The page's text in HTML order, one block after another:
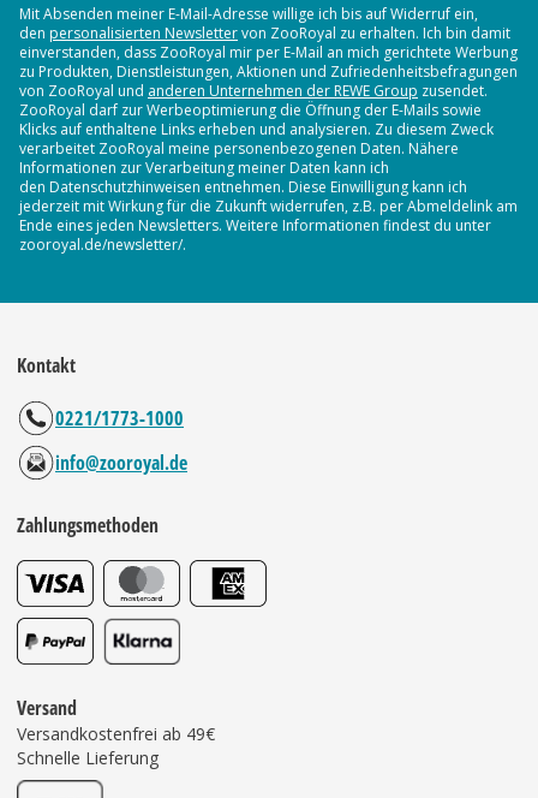
Mit Absenden meiner E-Mail-Adresse willige ich bis auf Widerruf ein,
den personalisierten Newslettervon ZooRoyal zu erhalten. Ich bin damit
einverstanden, dass ZooRoyal mir per E-Mail an mich gerichtete Werbung
zu Produkten, Dienstleistungen, Aktionen und Zufriedenheitsbefragungen
von ZooRoyal und anderen Unternehmen der REWE Group zusendet.
ZooRoyal darf zur Werbeoptimierung die Öffnung der E-Mails sowie
Klicks auf enthaltene Links erheben und analysieren. Zu diesem Zweck
verarbeitet ZooRoyal meine personenbezogenen Daten. Nähere
Informationen zur Verarbeitung meiner Daten kann ich
den Datenschutzhinweisen entnehmen. Diese Einwilligung kann ich
jederzeit mit Wirkung für die Zukunft widerrufen, z.B. per Abmeldelink am
Ende eines jeden Newsletters. Weitere Informationen findest du unter
zooroyal.de/newsletter/.
Kontakt
0221/1773-1000
info@zooroyal.de
Zahlungsmethoden
Versand
Versandkostenfrei ab 49€
Schnelle Lieferung